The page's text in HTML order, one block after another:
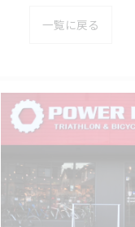
一覧に戻る